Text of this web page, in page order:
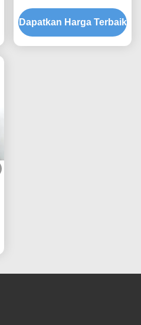
280mm Performa Hebat
Digunakan dalam
Aplikasi Pegangan
Dapatkan Harga Terbaik